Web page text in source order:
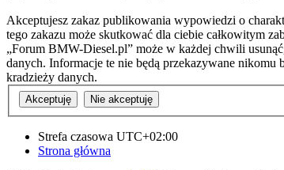
Akceptujesz zakaz publikowania wypowiedzi o
tego zakazu może skutkować dla ciebie całkowitym
„Forum BMW-Diesel.pl” może w każdej chwili
danych. Informacje te nie będą przekazywane
kradzieży danych.
Strefa czasowa UTC+02:00
Strona główna